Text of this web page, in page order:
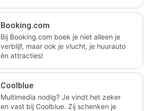
Booking.com
Bij Booking.com boek je niet alleen je
verblijf, maar ook je vlucht, je huurauto
én attracties!
Coolblue
Multimedia nodig? Je vindt het zeker
en vast bij Coolblue. Zij schenken je